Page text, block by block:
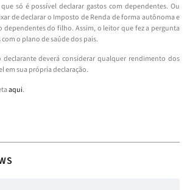
só é possível declarar gastos com dependentes. Ou
de declarar o Imposto de Renda de forma autônoma e
dependentes do filho. Assim, o leitor que fez a pergunta
o plano de saúde dos pais.
declarante deverá considerar qualquer rendimento dos
em sua própria declaração.
aqui.